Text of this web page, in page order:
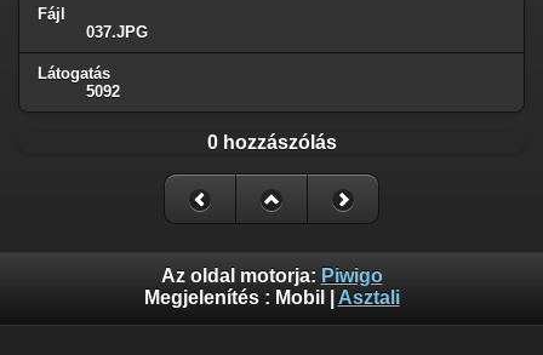
Fájl
037.JPG
Látogatás
5092
0 hozzászólás
Az oldal motorja: Piwigo
Megjelenítés : Mobil Asztali